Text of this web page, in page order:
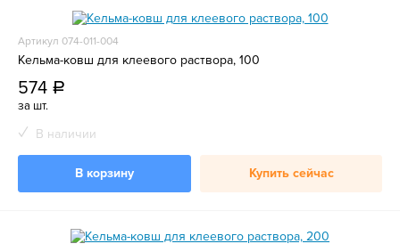
Артикул 074-011-004
Кельма-ковш для клеевого раствора, 100
574 a
за шт.
В наличии
В корзину Купить сейчас